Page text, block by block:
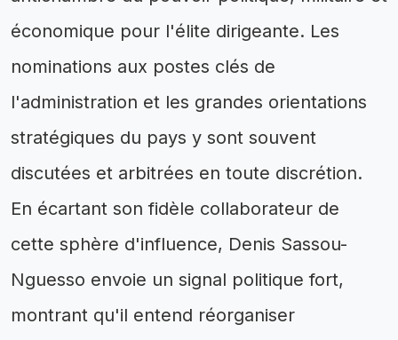
économique pour l'élite dirigeante. Les
nominations aux postes clés de
l'administration et les grandes orientations
stratégiques du pays y sont souvent
discutées et arbitrées en toute discrétion.
En écartant son fidèle collaborateur de
cette sphère d'influence, Denis Sassou-
Nguesso envoie un signal politique fort,
montrant qu'il entend réorganiser